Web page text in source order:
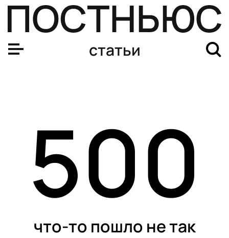
статьи
500
что-то пошло не так